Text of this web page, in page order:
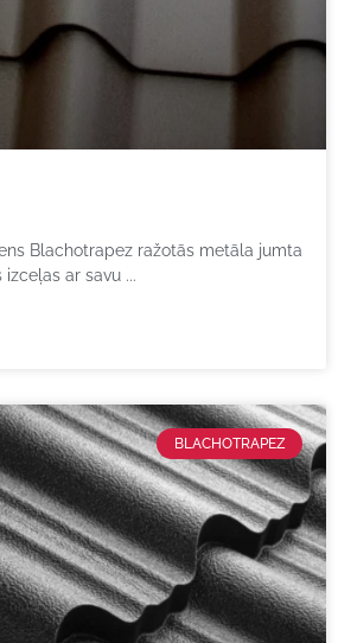
Blachotrapez ražotās metāla jumta
izceļas ar savu
BLACHOTRAPEZ